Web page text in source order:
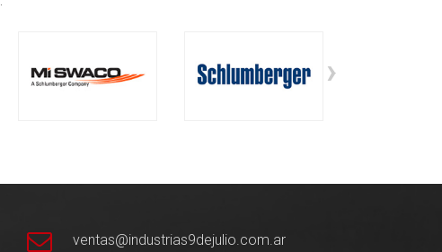
›
ventas@industrias9dejulio.com.ar